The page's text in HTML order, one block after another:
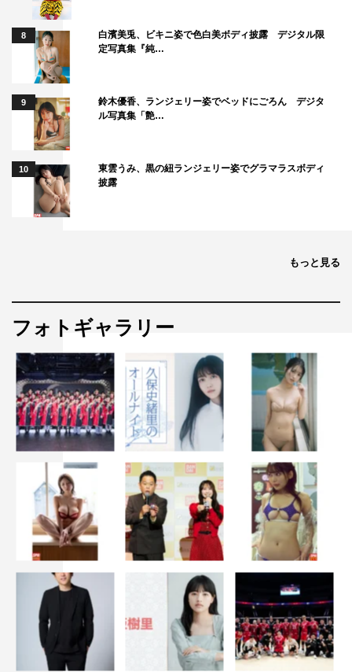
＜第1話拡大スペシャル「プレゼンス」あらすじ＞
の結果、一命はとりとめたもののバイクで転倒した際に右
そんな麗音のもとへ、特命係の杉下右京（水谷豊）と冠城
亘（反町隆史）がやってくる。至近距離から銃撃を受けた
とき人の気配はなかったのか、と当時の状況を聞き出そう
とする右京たちだったが、麗音はかたくなに口を閉ざす。
どうやら交通機動隊の上司から「特命係には話すな」と命
じられたようで…。
季節は変わり、秋――麗音が捜査一課に配属されてくる。
異例の人事にざわつく捜査一課の伊丹憲一（川原和久）、
芹沢慶二（山中崇史）ら。同時に週刊『フォトス』に、広
報課長・社美彌子（仲間由紀恵）を中心とした警視庁の女
子軍団「KGB（警視庁ガールズボム）」の会合の様子が掲
載され、右京らは麗音の捜査一課配属が美彌子の強い働き
かけと、警視庁副総監・衣笠藤治（杉本哲太）の鶴の一声
によるものであることを知る。
実は美彌子は人事に対する口利きの代わりに、特命係に麗
音の事件の再捜査と容疑者の割り出しをさせる、と衣笠に
8
白濱美兎、ビキニ姿で色白美ボディ披露 デジタル限
定写真集『純…
9
鈴木優香、ランジェリー姿でベッドにごろん デジタ
ル写真集「艶…
10
東雲うみ、黒の紐ランジェリー姿でグラマラスボディ
披露
もっと見る
フォトギャラリー